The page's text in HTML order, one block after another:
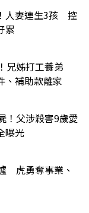
人妻連生3孩 控
累
兄姊打工養弟
補助款離家
！父涉殺害9歲愛
曝光
虎勇奪事業、